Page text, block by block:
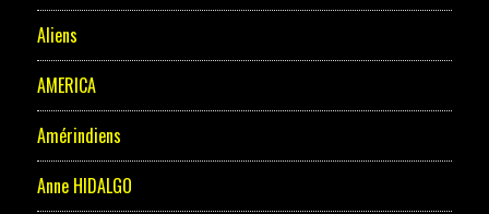
Aliens
AMERICA
Amérindiens
Anne HIDALGO